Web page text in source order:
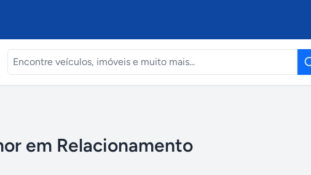
em Relacionamento